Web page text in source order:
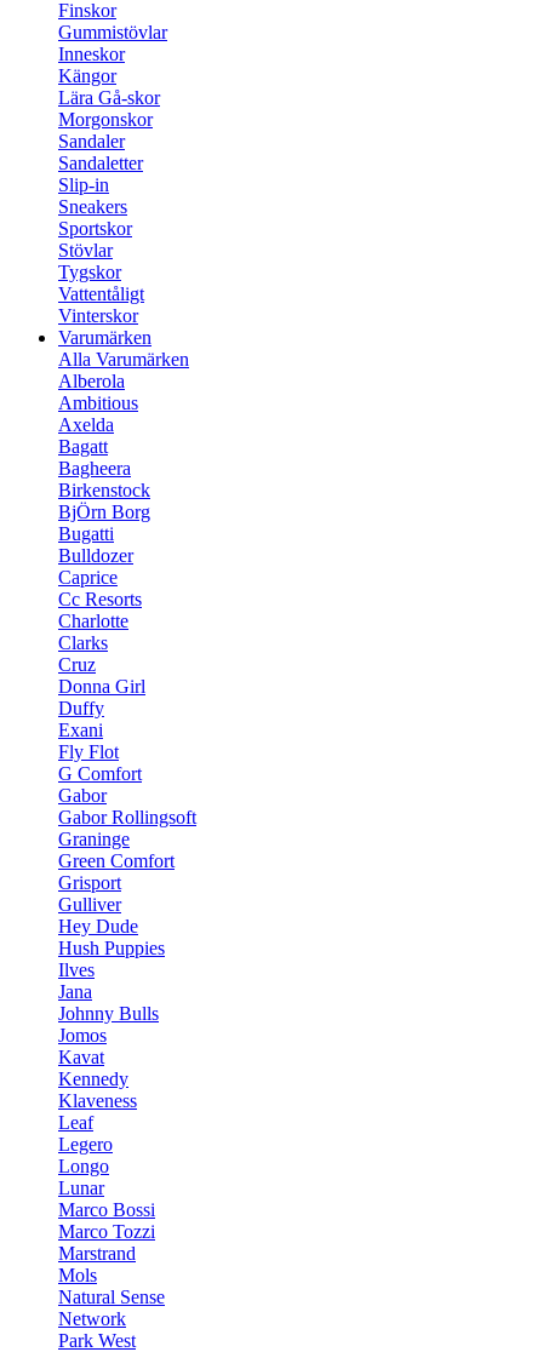
Finskor
Gummistövlar
Inneskor
Kängor
Lära Gå-skor
Morgonskor
Sandaler
Sandaletter
Slip-in
Sneakers
Sportskor
Stövlar
Tygskor
Vattentåligt
Vinterskor
Varumärken
Alla Varumärken
Alberola
Ambitious
Axelda
Bagatt
Bagheera
Birkenstock
BjÖrn Borg
Bugatti
Bulldozer
Caprice
Cc Resorts
Charlotte
Clarks
Cruz
Donna Girl
Duffy
Exani
Fly Flot
G Comfort
Gabor
Gabor Rollingsoft
Graninge
Green Comfort
Grisport
Gulliver
Hey Dude
Hush Puppies
Ilves
Jana
Johnny Bulls
Jomos
Kavat
Kennedy
Klaveness
Leaf
Legero
Longo
Lunar
Marco Bossi
Marco Tozzi
Marstrand
Mols
Natural Sense
Network
Park West